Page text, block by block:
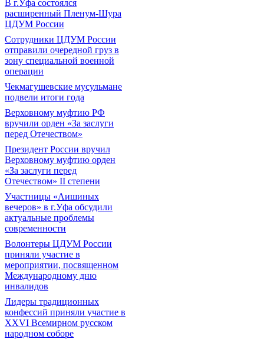
В г.Уфа состоялся
расширенный Пленум-Шура
ЦДУМ России
Сотрудники ЦДУМ России
отправили очередной груз в
зону специальной военной
операции
Чекмагушевские мусульмане
подвели итоги года
Верховному муфтию РФ
вручили орден «За заслуги
перед Отечеством»
Президент России вручил
Верховному муфтию орден
«За заслуги перед
Отечеством» II степени
Участницы «Аишиных
вечеров» в г.Уфа обсудили
актуальные проблемы
современности
Волонтеры ЦДУМ России
приняли участие в
мероприятии, посвященном
Международному дню
инвалидов
Лидеры традиционных
конфессий приняли участие в
XXVI Всемирном русском
народном соборе